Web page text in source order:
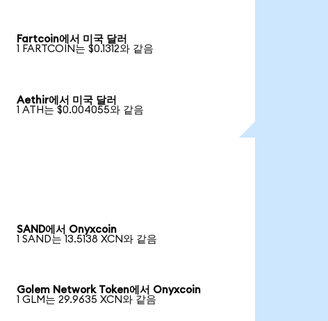
Fartcoin에서 미국 달러
1 FARTCOIN는 $0.1312와 같음
Aethir에서 미국 달러
1 ATH는 $0.004055와 같음
SAND에서 Onyxcoin
1 SAND는 13.5138 XCN와 같음
Golem Network Token에서 Onyxcoin
1 GLM는 29.9635 XCN와 같음